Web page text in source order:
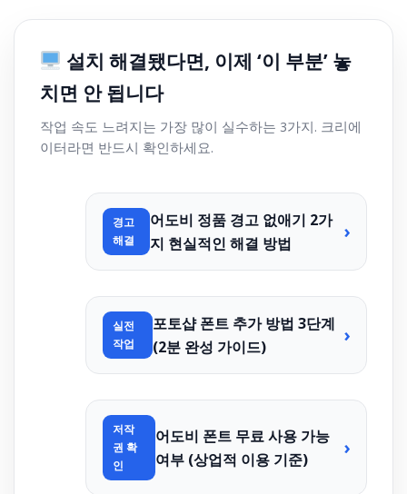
설치 해결됐다면, 이제 ‘이 부분’ 놓
치면 안 됩니다
작업 속도 느려지는 가장 많이 실수하는 3가지. 크리에
이터라면 반드시 확인하세요.
경고
해결
어도비 정품 경고 없애기 2가
지 현실적인 해결 방법
›
실전
작업
포토샵 폰트 추가 방법 3단계
(2분 완성 가이드)
›
저작
권 확
인
어도비 폰트 무료 사용 가능
여부 (상업적 이용 기준)
›